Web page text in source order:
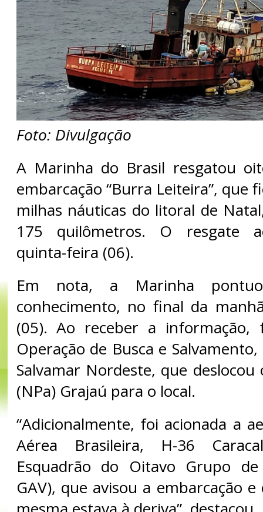
Foto: Divulgação
A Marinha do Brasil resgatou
embarcação “Burra Leiteira”, que
milhas náuticas do litoral de
175 quilômetros. O resgate
quinta-feira (06).
Em nota, a Marinha
conhecimento, no final da
(05). Ao receber a informação,
Operação de Busca e
Salvamar Nordeste, que
(NPa) Grajaú para o local.
“Adicionalmente, foi acionada a
Aérea Brasileira, H-36
Esquadrão do Oitavo Grupo de
GAV), que avisou a embarcação